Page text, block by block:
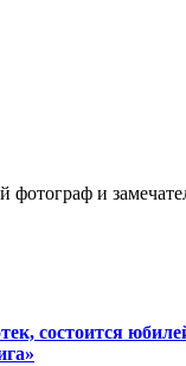
и
состоится